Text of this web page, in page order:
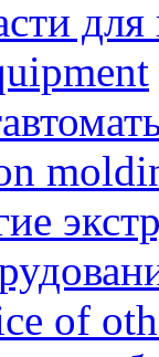
для
of